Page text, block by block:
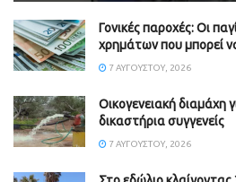
Γονικές παροχές: Οι
χρημάτων που μπορεί
7 ΑΥΓΟΎΣΤΟΥ, 2026
Οικογενειακή διαμάχη
δικαστήρια συγγενείς
7 ΑΥΓΟΎΣΤΟΥ, 2026